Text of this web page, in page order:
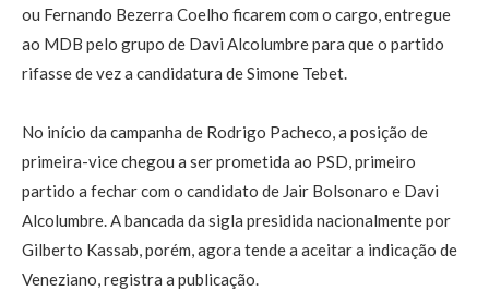
ou Fernando Bezerra Coelho ficarem com o cargo, entregue
ao MDB pelo grupo de Davi Alcolumbre para que o partido
rifasse de vez a candidatura de Simone Tebet.
No início da campanha de Rodrigo Pacheco, a posição de
primeira-vice chegou a ser prometida ao PSD, primeiro
partido a fechar com o candidato de Jair Bolsonaro e Davi
Alcolumbre. A bancada da sigla presidida nacionalmente por
Gilberto Kassab, porém, agora tende a aceitar a indicação de
Veneziano, registra a publicação.